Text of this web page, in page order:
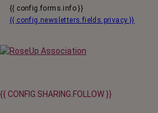
{{ config.forms.info }}
{{ config.newsletters.fields.privacy }}
{{ CONFIG.SHARING.FOLLOW }}